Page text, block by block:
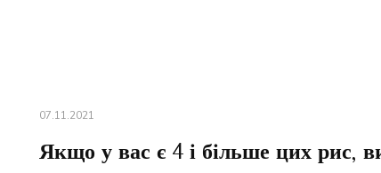
07.11.2021
Якщо у вас є 4 і більше цих рис,